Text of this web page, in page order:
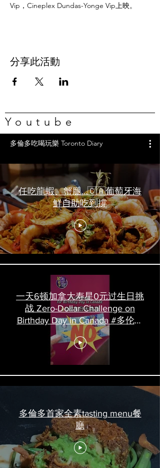
Vip，Cineplex Dundas-Yonge Vip上映。
分享此活動
Youtube
多倫多吃喝玩樂 Toronto Diary
任吃龍蝦、蟹腿…🇨🇦葡萄牙海
鮮自助吃到撐
一天6顿加拿大寿星0元过生日挑
战 Zero-Dollar Challenge on
Birthday Day in Canada #多伦多
吃喝玩乐 #多伦多美食
#torontofood
多倫多首家全素tasting menu餐
廳